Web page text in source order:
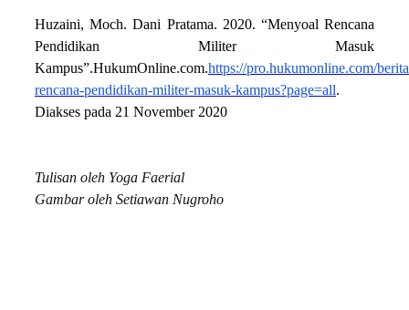
Huzaini, Moch. Dani Pratama. 2020. “Menyoal Rencana
Pendidikan Militer Masuk
Kampus”.HukumOnline.com.https://pro.hukumonline.com/
rencana-pendidikan-militer-masuk-kampus?page=all.
Diakses pada 21 November 2020
Tulisan oleh Yoga Faerial
Gambar oleh Setiawan Nugroho